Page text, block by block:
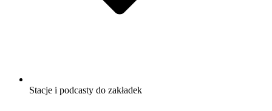
Stacje i podcasty do zakładek